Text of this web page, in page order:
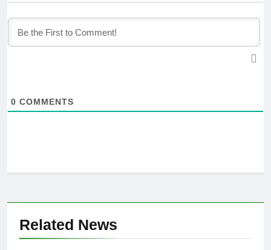
0 COMMENTS
Related News